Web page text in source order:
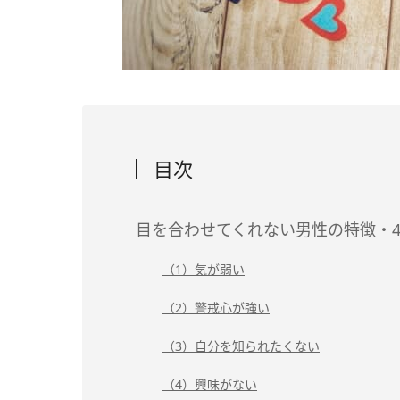
目次
目を合わせてくれない男性の特徴・
（1）気が弱い
（2）警戒心が強い
（3）自分を知られたくない
（4）興味がない